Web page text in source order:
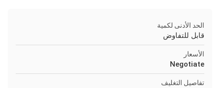
الحد الأدنى لكمية
قابل للتفاوض
الأسعار
Negotiate
تفاصيل التغليف